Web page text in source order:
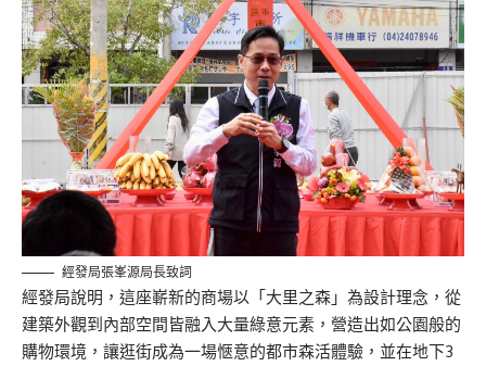
經發局張峯源局長致詞
經發局說明，這座嶄新的商場以「大里之森」為設計理念，從
建築外觀到內部空間皆融入大量綠意元素，營造出如公園般的
購物環境，讓逛街成為一場愜意的都市森活體驗，並在地下3